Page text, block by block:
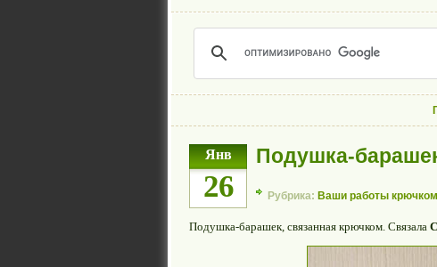
Янв
26
Подушка-
Рубрика: Ваши работы крючком
Подушка-барашек, связанная крючком. Связала